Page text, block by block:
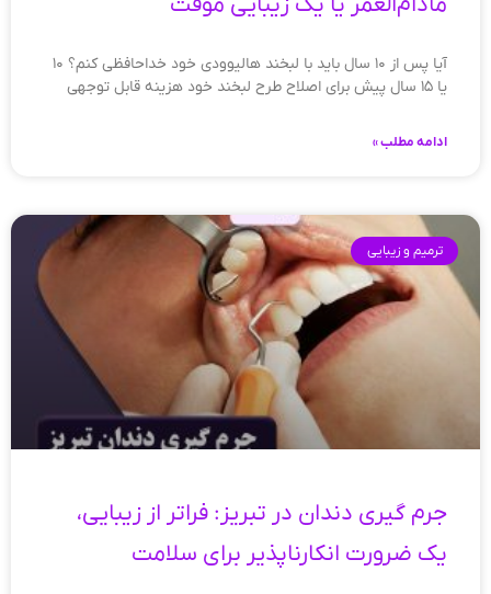
آیا پس از ۱۰ سال باید با لبخند هالیوودی خود خداحافظی کنم؟ ۱۰
یا ۱۵ سال پیش برای اصلاح طرح لبخند خود هزینه قابل توجهی
ادامه مطلب »
ترمیم و زیبایی
جرم گیری دندان در تبریز: فراتر از زیبایی،
یک ضرورت انکارناپذیر برای سلامت